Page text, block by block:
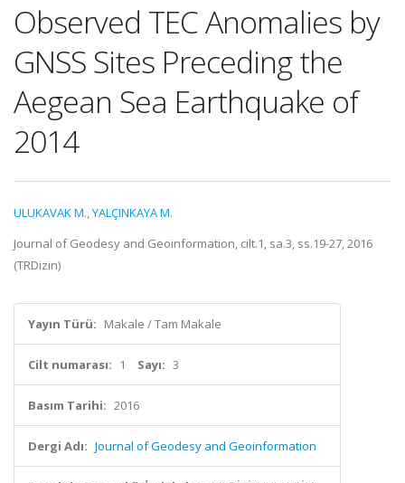
Observed TEC Anomalies by
GNSS Sites Preceding the
Aegean Sea Earthquake of
2014
ULUKAVAK M.,YALÇINKAYA M.
Journal of Geodesy and Geoinformation, cilt.1, sa.3, ss.19-27, 2016
(TRDizin)
Yayın Türü: Makale / Tam Makale
Cilt numarası: 1 Sayı: 3
Basım Tarihi: 2016
Dergi Adı: Journal of Geodesy and Geoinformation